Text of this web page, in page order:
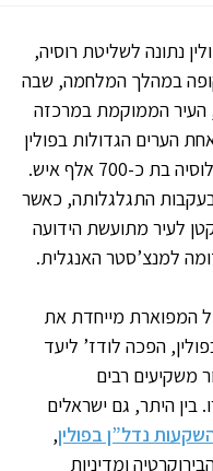
נתונה לשליטת רוסיה,
במהלך המלחמה, שבה
מאז, העיר הממוקמת במרכזה
הערים הגדולות בפולין
– השלישית בגודלה למעשה, עם אוכלוסיה בת כ-700 אלף איש.
התגלגלותה, כאשר
לעיר מתועשת הידועה
למנצ’סטר האנגלית.
המפוארת מייחדת את
הפכה לודז’ ליעד
משקיעים רבים
בין היתר, גם ישראלים
נדל”ן בפולין,
ומדיניות